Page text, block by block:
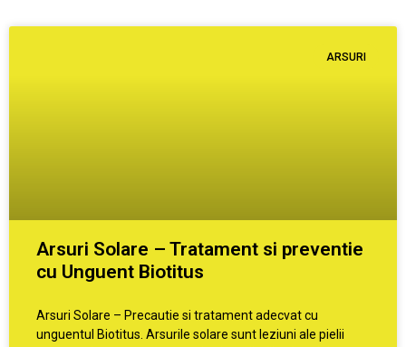
ARSURI
Arsuri Solare – Tratament si preventie
cu Unguent Biotitus
Arsuri Solare – Precautie si tratament adecvat cu
unguentul Biotitus. Arsurile solare sunt leziuni ale pielii